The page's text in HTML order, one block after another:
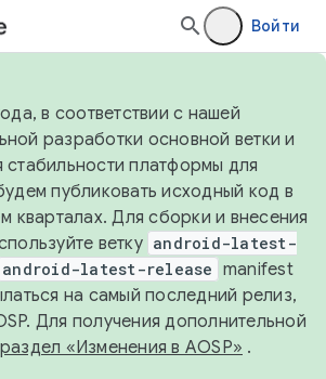
Войти
в соответствии с нашей
разработки основной ветки и
стабильности платформы для
публиковать исходный код в
кварталах. Для сборки и внесения
ветку android-latest-
android-latest-release manifest
на самый последний релиз,
Для получения дополнительной
раздел «Изменения в AOSP» .